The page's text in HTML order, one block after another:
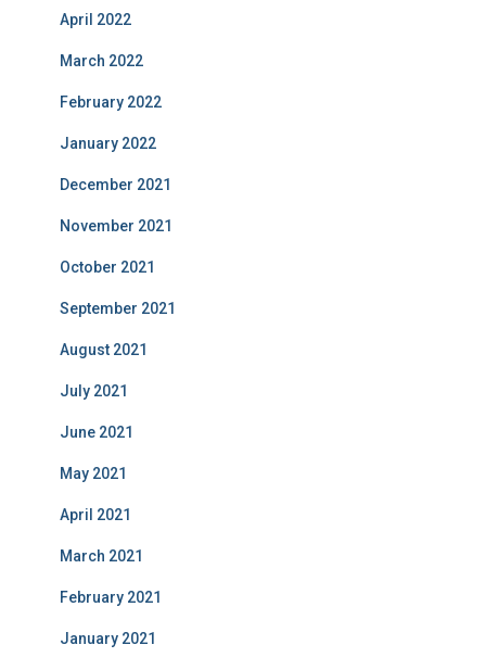
April 2022
March 2022
February 2022
January 2022
December 2021
November 2021
October 2021
September 2021
August 2021
July 2021
June 2021
May 2021
April 2021
March 2021
February 2021
January 2021